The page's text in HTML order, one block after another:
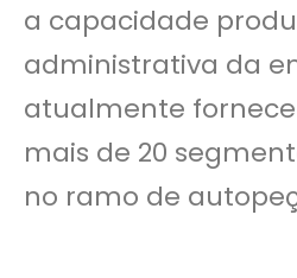
a capacidade
administrativa da
atualmente
mais de 20
no ramo de